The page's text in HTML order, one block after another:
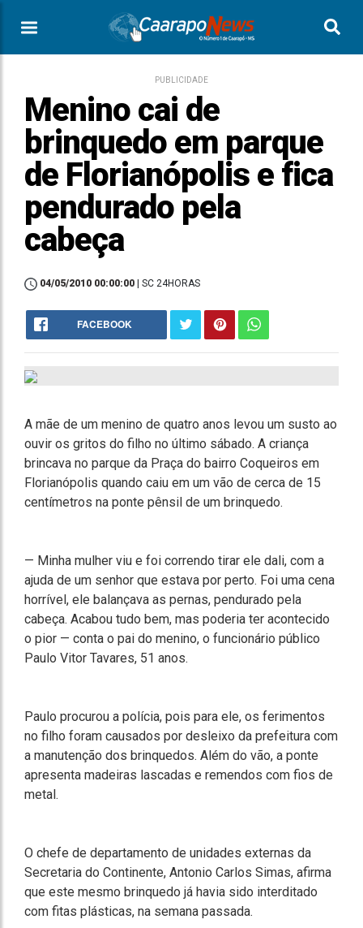
PUBLICIDADE
Menino cai de
brinquedo em parque
de Florianópolis e fica
pendurado pela
cabeça
04/05/2010 00:00:00 | SC 24HORAS
FACEBOOK
A mãe de um menino de quatro anos levou um susto ao
ouvir os gritos do filho no último sábado. A criança
brincava no parque da Praça do bairro Coqueiros em
Florianópolis quando caiu em um vão de cerca de 15
centímetros na ponte pênsil de um brinquedo.
— Minha mulher viu e foi correndo tirar ele dali, com a
ajuda de um senhor que estava por perto. Foi uma cena
horrível, ele balançava as pernas, pendurado pela
cabeça. Acabou tudo bem, mas poderia ter acontecido
o pior — conta o pai do menino, o funcionário público
Paulo Vitor Tavares, 51 anos.
Paulo procurou a polícia, pois para ele, os ferimentos
no filho foram causados por desleixo da prefeitura com
a manutenção dos brinquedos. Além do vão, a ponte
apresenta madeiras lascadas e remendos com fios de
metal.
O chefe de departamento de unidades externas da
Secretaria do Continente, Antonio Carlos Simas, afirma
que este mesmo brinquedo já havia sido interditado
com fitas plásticas, na semana passada.